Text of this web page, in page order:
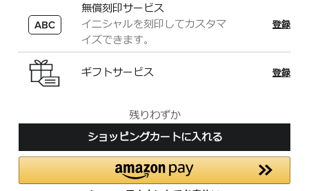
無償刻印サービス
イニシャルを刻印してカスタマ
イズできます。
登録
ギフトサービス 登録
ショッピングカートに入れる
残りわずか